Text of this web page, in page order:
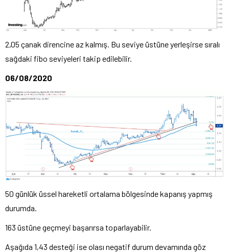
2,05 çanak direncine az kalmış. Bu seviye üstüne yerleşirse sıralı
sağdaki fibo seviyeleri takip edilebilir.
06/08/2020
50 günlük üssel hareketli ortalama bölgesinde kapanış yapmış
durumda.
163 üstüne geçmeyi başarırsa toparlayabilir.
Aşağıda 1,43 desteği ise olası negatif durum devamında göz